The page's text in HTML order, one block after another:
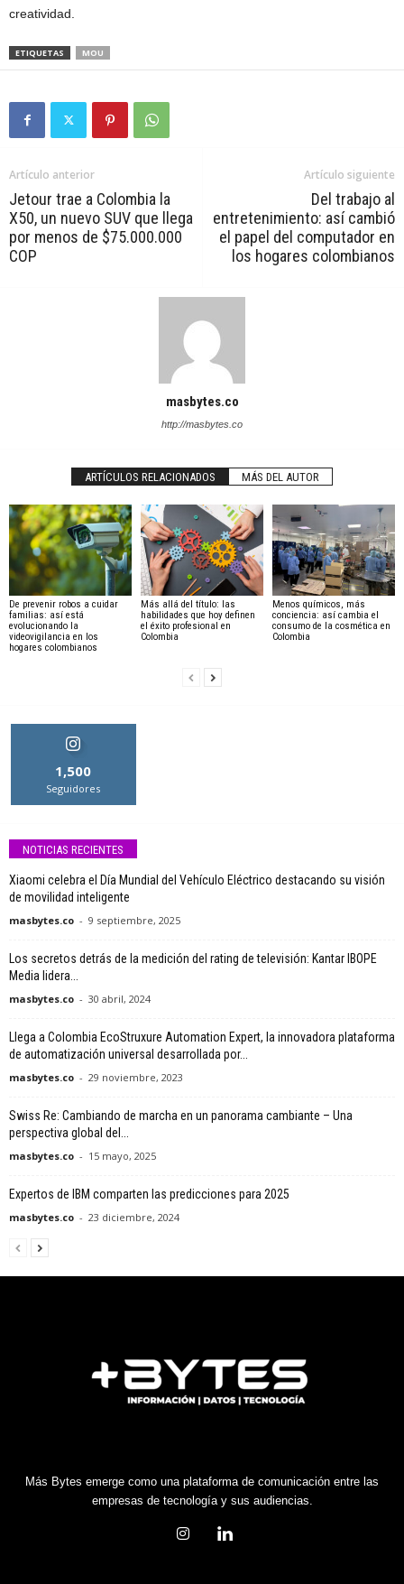
creatividad.
ETIQUETAS MOU
Artículo anterior
Jetour trae a Colombia la
X50, un nuevo SUV que llega
por menos de $75.000.000
COP
Artículo siguiente
Del trabajo al
entretenimiento: así cambió
el papel del computador en
los hogares colombianos
masbytes.co
http://masbytes.co
ARTÍCULOS RELACIONADOS MÁS DEL AUTOR
De prevenir robos a cuidar
familias: así está
evolucionando la
videovigilancia en los
hogares colombianos
Más allá del título: las
habilidades que hoy definen
el éxito profesional en
Colombia
Menos químicos, más
conciencia: así cambia el
consumo de la cosmética en
Colombia
1,500
Seguidores
NOTICIAS RECIENTES
Xiaomi celebra el Día Mundial del Vehículo Eléctrico destacando su visión
de movilidad inteligente
masbytes.co - 9 septiembre, 2025
Los secretos detrás de la medición del rating de televisión: Kantar IBOPE
Media lidera...
masbytes.co - 30 abril, 2024
Llega a Colombia EcoStruxure Automation Expert, la innovadora plataforma
de automatización universal desarrollada por...
masbytes.co - 29 noviembre, 2023
Swiss Re: Cambiando de marcha en un panorama cambiante – Una
perspectiva global del...
masbytes.co - 15 mayo, 2025
Expertos de IBM comparten las predicciones para 2025
masbytes.co - 23 diciembre, 2024
Más Bytes emerge como una plataforma de comunicación entre las
empresas de tecnología y sus audiencias.